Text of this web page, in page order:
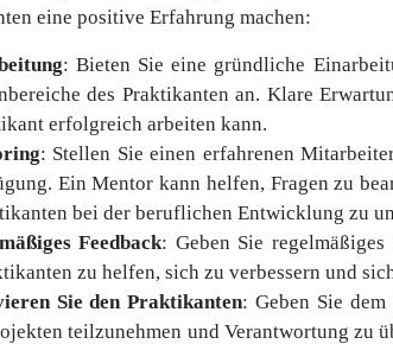
eine positive Erfahrung machen:
: Bieten Sie eine gründliche
des Praktikanten an. Klare
erfolgreich arbeiten kann.
: Stellen Sie einen erfahrenen
Ein Mentor kann helfen, Fragen zu
bei der beruflichen Entwicklung zu
Feedback: Geben Sie
zu helfen, sich zu verbessern und
Sie den Praktikanten: Geben Sie
teilzunehmen und Verantwortung zu